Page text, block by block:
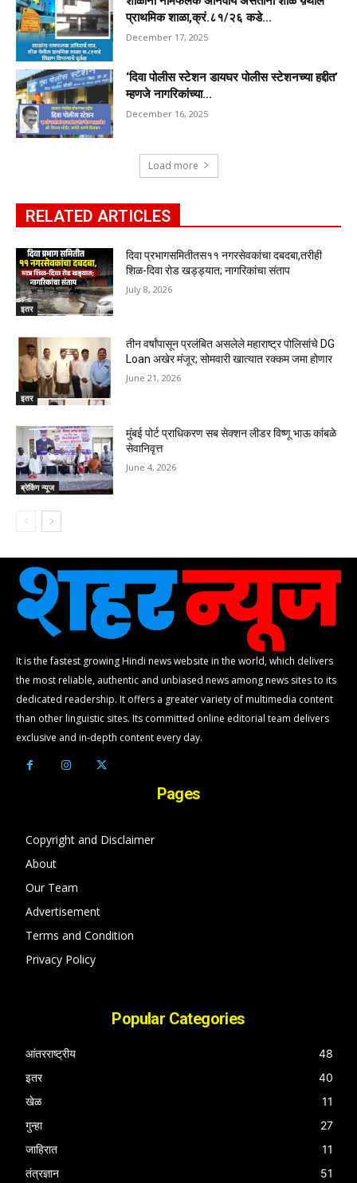
प्राथमिक शाळा,क्रं.८१/२६ कडे...
December 17, 2025
‘दिवा पोलीस स्टेशन डायघर पोलीस स्टेशनच्या हद्दीत’
म्हणजे नागरिकांच्या...
December 16, 2025
Load more
RELATED ARTICLES
इतर
दिवा प्रभागसमितीतस११ नगरसेवकांचा दबदबा,तरीही
शिळ-दिवा रोड खड्ड्यात; नागरिकांचा संताप
July 8, 2026
इतर
तीन वर्षांपासून प्रलंबित असलेले महाराष्ट्र पोलिसांचे DG
Loan अखेर मंजूर; सोमवारी खात्यात रक्कम जमा होणार
June 21, 2026
ब्रेकिंग न्यूज
मुंबई पोर्ट प्राधिकरण सब सेक्शन लीडर विष्णू भाऊ कांबळे
सेवानिवृत्त
June 4, 2026
It is the fastest growing Hindi news website in the world, which delivers
the most reliable, authentic and unbiased news among news sites to its
dedicated readership. It offers a greater variety of multimedia content
than other linguistic sites. Its committed online editorial team delivers
exclusive and in-depth content every day.
Pages
Copyright and Disclaimer
About
Our Team
Advertisement
Terms and Condition
Privacy Policy
Popular Categories
आंतरराष्ट्रीय
48
इतर
40
खेळ
11
गुन्हा
27
जाहिरात
11
तंत्रज्ञान
51